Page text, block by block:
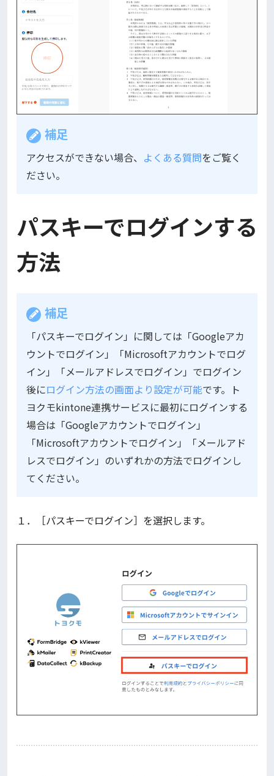
補足
アクセスができない場合、 よくある質問をご覧く
ださい。
パスキーでログインする
方法
補足
「パスキーでログイン」に関しては「Googleアカ
ウントでログイン」「Microsoftアカウントでログ
イン」「メールアドレスでログイン」でログイン
後にログイン方法の画面より設定が可能です。ト
ヨクモkintone連携サービスに最初にログインする
場合は「Googleアカウントでログイン」
「Microsoftアカウントでログイン」「メールアド
レスでログイン」のいずれかの方法でログインし
てください。
１．［パスキーでログイン］を選択します。